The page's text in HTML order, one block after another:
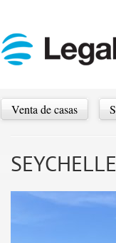
Venta de casas